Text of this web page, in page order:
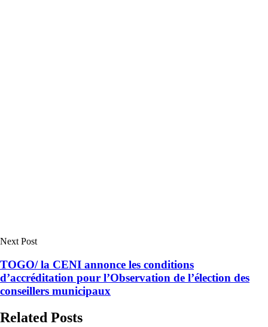
Next Post
TOGO/ la CENI annonce les conditions
d’accréditation pour l’Observation de l’élection des
conseillers municipaux
Related Posts